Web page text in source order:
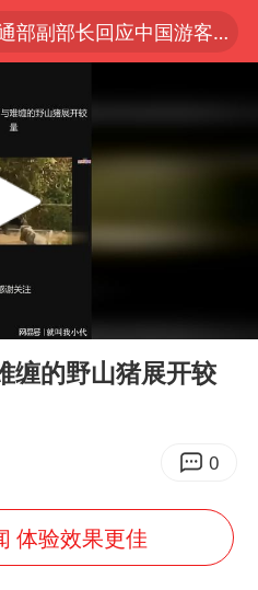
泰交通部副部长回应中国游客遭歧视
台风白海豚环流面积近似13个浙江
判支付5.67亿美元
稀土盘中涨停
高空抛物嫌疑人被拘留
海豚最新路径研判来了
缠的野山猪展开较
0
体验效果更佳